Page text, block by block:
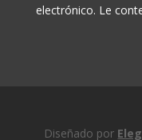
electrónico. Le
Diseñado por